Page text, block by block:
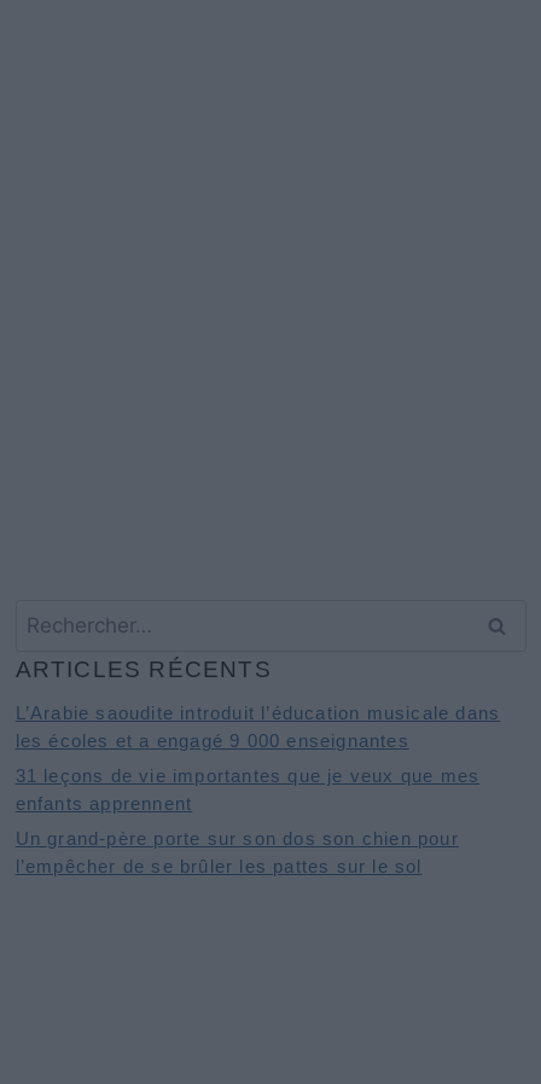
Rechercher :
ARTICLES RÉCENTS
L’Arabie saoudite introduit l’éducation musicale dans
les écoles et a engagé 9 000 enseignantes
31 leçons de vie importantes que je veux que mes
enfants apprennent
Un grand-père porte sur son dos son chien pour
l’empêcher de se brûler les pattes sur le sol